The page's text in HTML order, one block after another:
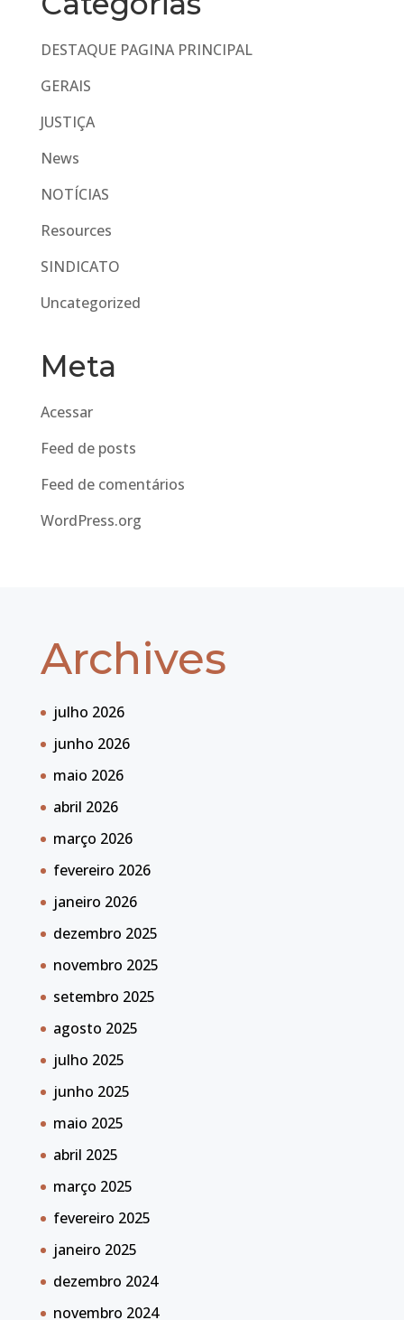
DESTAQUE PAGINA PRINCIPAL
GERAIS
JUSTIÇA
News
NOTÍCIAS
Resources
SINDICATO
Uncategorized
Meta
Acessar
Feed de posts
Feed de comentários
WordPress.org
Archives
julho 2026
junho 2026
maio 2026
abril 2026
março 2026
fevereiro 2026
janeiro 2026
dezembro 2025
novembro 2025
setembro 2025
agosto 2025
julho 2025
junho 2025
maio 2025
abril 2025
março 2025
fevereiro 2025
janeiro 2025
dezembro 2024
novembro 2024